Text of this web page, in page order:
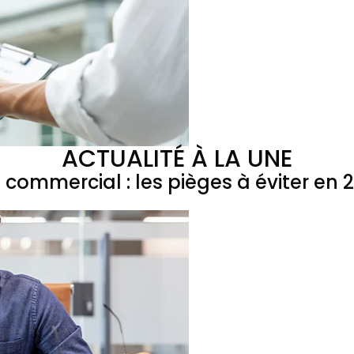
ACTUALITÉ À LA UNE
commercial : les pièges à éviter en